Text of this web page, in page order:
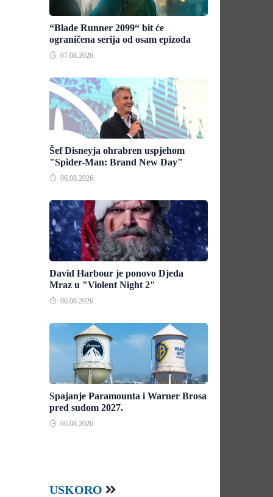
“Blade Runner 2099“ bit će
ograničena serija od osam epizoda
07.08.2026.
Šef Disneyja ohrabren uspjehom
"Spider-Man: Brand New Day"
06.08.2026.
David Harbour je ponovo Djeda
Mraz u "Violent Night 2"
06.08.2026.
Spajanje Paramounta i Warner Brosa
pred sudom 2027.
06.08.2026.
USKORO